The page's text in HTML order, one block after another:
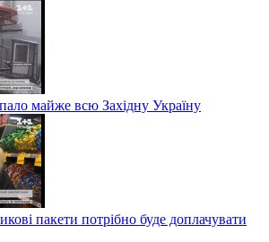
майже всю Західну Україну
пакети потрібно буде доплачувати